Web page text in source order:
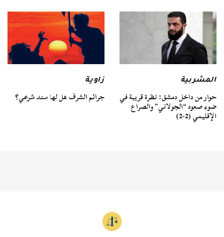
المشربية
حوار من داخل دمشق: نظرة قريبة في
ضوء صعود “الجولاني” والصراع
الإقليمي (2-2)
زاوية
جرائم الشرف هل لها سند شرعي؟